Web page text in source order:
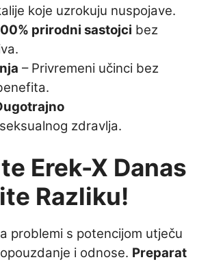
koje uzrokuju nuspojave.
prirodni sastojci bez
– Privremeni učinci bez
seksualnog zdravlja.
Erek-X Danas
Razliku!
problemi s potencijom utječu
i odnose. Preparat